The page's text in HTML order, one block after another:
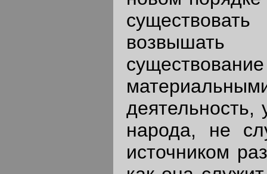
деятельность,
народа, не
источником